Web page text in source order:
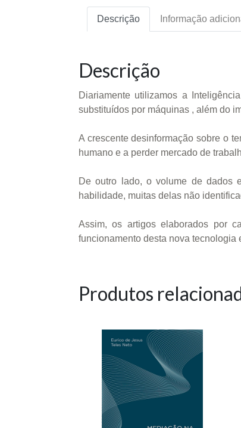
Descrição Informação
Descrição
Diariamente utilizamos a
substituídos por máquinas , além do
A crescente desinformação sobre o
humano e a perder mercado de
De outro lado, o volume de dados
habilidade, muitas delas não
Assim, os artigos elaborados por
funcionamento desta nova tecnologia
Produtos